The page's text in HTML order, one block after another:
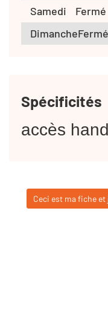
Samedi
Fermé
DimancheFermé
Spécificités
accès
Ceci est ma fiche